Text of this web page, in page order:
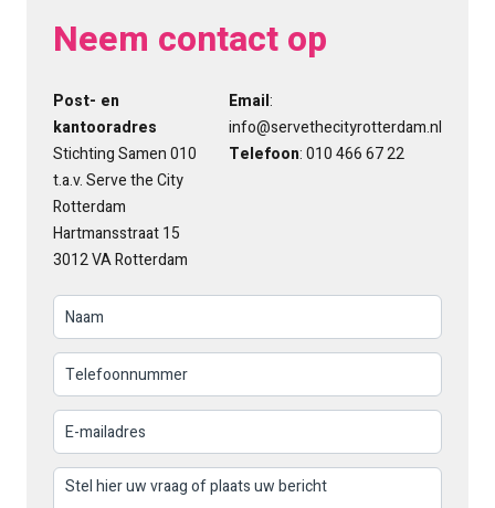
Neem contact op
Post- en
kantooradres
Stichting Samen 010
t.a.v. Serve the City
Rotterdam
Hartmansstraat 15
3012 VA Rotterdam
Email:
info@servethecityrotterdam.nl
Telefoon: 010 466 67 22